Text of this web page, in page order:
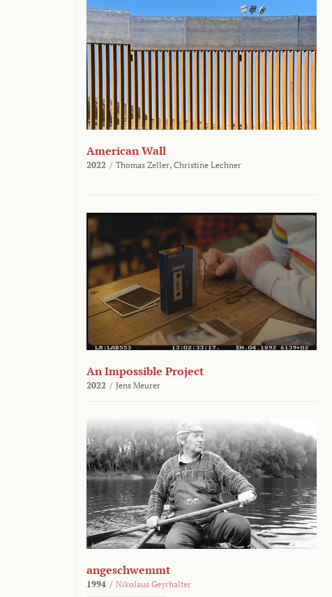
American Wall
2022 / Thomas Zeller, Christine Lechner
An Impossible Project
2022 / Jens Meurer
angeschwemmt
1994 / Nikolaus Geyrhalter